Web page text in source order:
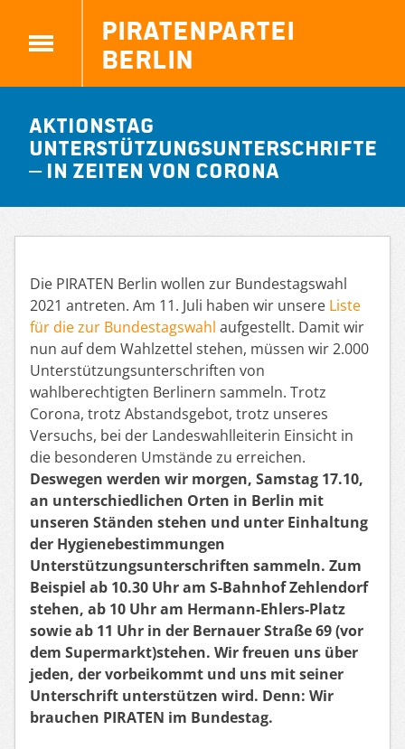
Piratenpartei
Berlin
Aktionstag
Unterstützungsunterschriften
– in Zeiten von Corona
Die PIRATEN Berlin wollen zur Bundestagswahl
2021 antreten. Am 11. Juli haben wir unsere Liste
für die zur Bundestagswahl aufgestellt. Damit wir
nun auf dem Wahlzettel stehen, müssen wir 2.000
Unterstützungsunterschriften von
wahlberechtigten Berlinern sammeln. Trotz
Corona, trotz Abstandsgebot, trotz unseres
Versuchs, bei der Landeswahlleiterin Einsicht in
die besonderen Umstände zu erreichen.
Deswegen werden wir morgen, Samstag 17.10,
an unterschiedlichen Orten in Berlin mit
unseren Ständen stehen und unter Einhaltung
der Hygienebestimmungen
Unterstützungsunterschriften sammeln. Zum
Beispiel ab 10.30 Uhr am S-Bahnhof Zehlendorf
stehen, ab 10 Uhr am Hermann-Ehlers-Platz
sowie ab 11 Uhr in der Bernauer Straße 69 (vor
dem Supermarkt)stehen. Wir freuen uns über
jeden, der vorbeikommt und uns mit seiner
Unterschrift unterstützen wird. Denn: Wir
brauchen PIRATEN im Bundestag.